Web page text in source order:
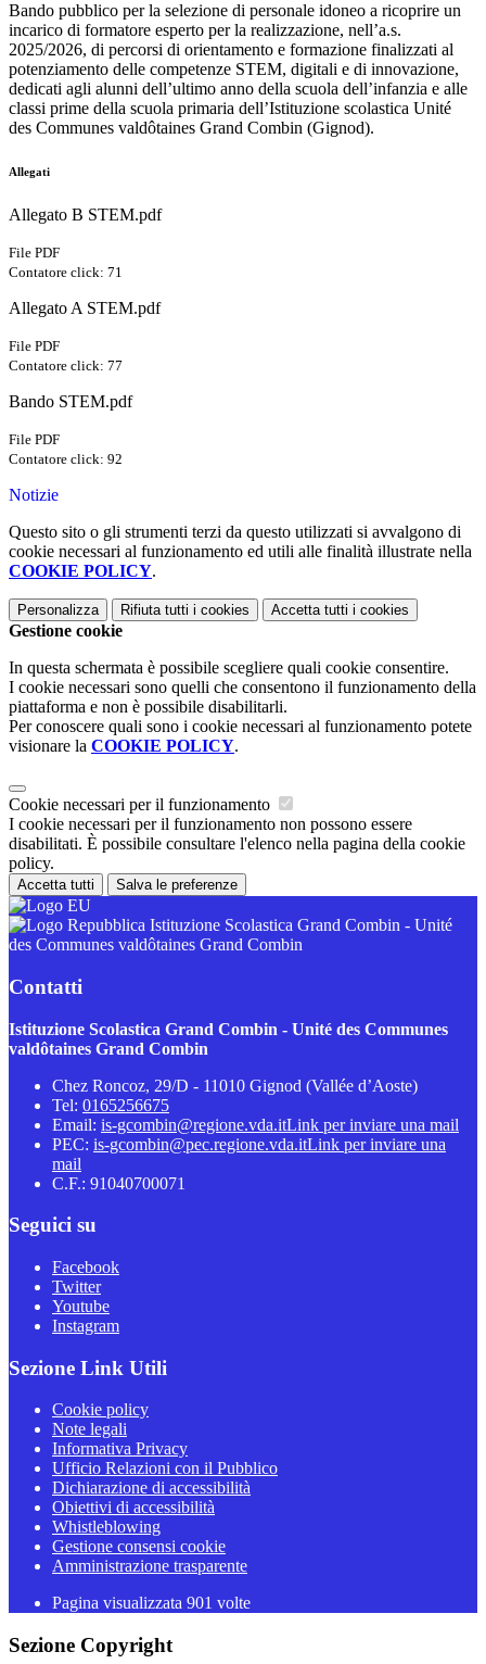
Bando pubblico per la selezione di personale idoneo a ricoprire un
incarico di formatore esperto per la realizzazione, nell’a.s.
2025/2026, di percorsi di orientamento e formazione finalizzati al
potenziamento delle competenze STEM, digitali e di innovazione,
dedicati agli alunni dell’ultimo anno della scuola dell’infanzia e alle
classi prime della scuola primaria dell’Istituzione scolastica Unité
des Communes valdôtaines Grand Combin (Gignod).
Allegati
Allegato B STEM.pdf
File PDF
Contatore click: 71
Allegato A STEM.pdf
File PDF
Contatore click: 77
Bando STEM.pdf
File PDF
Contatore click: 92
Notizie
Questo sito o gli strumenti terzi da questo utilizzati si avvalgono di
cookie necessari al funzionamento ed utili alle finalità illustrate nella
COOKIE POLICY.
Personalizza Rifiuta tutti i cookies Accetta tutti i cookies
Gestione cookie
In questa schermata è possibile scegliere quali cookie consentire.
I cookie necessari sono quelli che consentono il funzionamento della
piattaforma e non è possibile disabilitarli.
Per conoscere quali sono i cookie necessari al funzionamento potete
visionare la COOKIE POLICY.
Cookie necessari per il funzionamento
I cookie necessari per il funzionamento non possono essere
disabilitati. È possibile consultare l'elenco nella pagina della cookie
policy.
Accetta tutti Salva le preferenze
Istituzione Scolastica Grand Combin - Unité
des Communes valdôtaines Grand Combin
Contatti
Istituzione Scolastica Grand Combin - Unité des Communes
valdôtaines Grand Combin
Chez Roncoz, 29/D - 11010 Gignod (Vallée d’Aoste)
Tel: 0165256675
Email: is-gcombin@regione.vda.itLink per inviare una mail
PEC: is-gcombin@pec.regione.vda.itLink per inviare una
mail
C.F.: 91040700071
Seguici su
Facebook
Twitter
Youtube
Instagram
Sezione Link Utili
Cookie policy
Note legali
Informativa Privacy
Ufficio Relazioni con il Pubblico
Dichiarazione di accessibilità
Obiettivi di accessibilità
Whistleblowing
Gestione consensi cookie
Amministrazione trasparente
Pagina visualizzata 901 volte
Sezione Copyright